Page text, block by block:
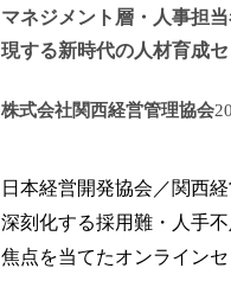
マネジメント層・人事担
現する新時代の人材育成
株式会社関西経営管理協会
日本経営開発協会／関西経
深刻化する採用難・人手
焦点を当てたオンライン